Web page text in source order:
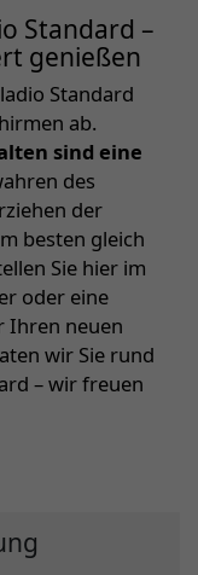
Standard –
genießen
Standard
ab.
sind eine
des
der
besten gleich
Sie hier im
oder eine
Ihren neuen
wir Sie rund
– wir freuen